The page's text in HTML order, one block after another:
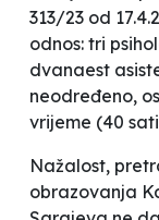
313/23 od
odnos: tri
dvanaest
neodređeno,
vrijeme (40
Nažalost,
obrazovanja